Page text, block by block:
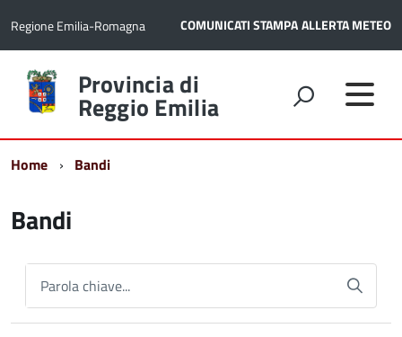
Regione Emilia-Romagna COMUNICATI STAMPAALLERTA METEO
Torna
alla
home
Provincia di
Reggio Emilia
Home Bandi
Bandi
Parola chiave...